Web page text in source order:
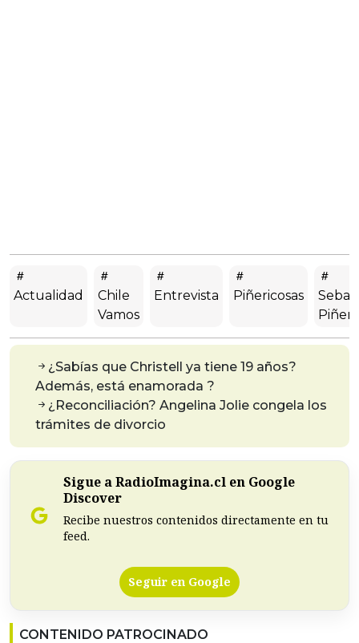
Actualidad
Chile
Vamos
Entrevista Piñericosas
Piñera
¿Sabías que Christell ya tiene 19 años?
Además, está enamorada ?
¿Reconciliación? Angelina Jolie congela los
trámites de divorcio
Sigue a RadioImagina.cl en Google
Discover
Recibe nuestros contenidos directamente en tu
feed.
Seguir en Google
CONTENIDO PATROCINADO